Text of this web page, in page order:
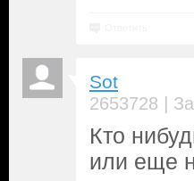
Sot
2653728 |
Кто
или еще